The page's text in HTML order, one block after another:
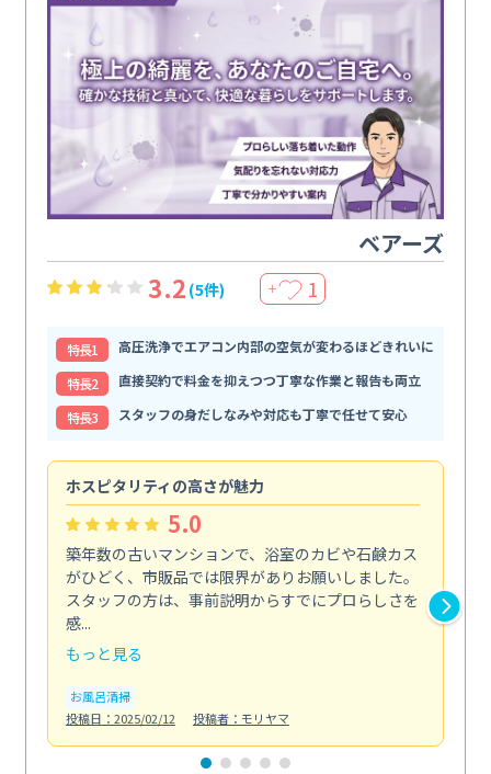
ベアーズ
3.2 (5件) ＋ 1
特⻑1
高圧洗浄でエアコン内部の空気が変わるほどきれいに
特⻑2
直接契約で料金を抑えつつ丁寧な作業と報告も両立
特⻑3
スタッフの身だしなみや対応も丁寧で任せて安心
ホスピタリティの高さが魅力
5.0
築年数の古いマンションで、浴室のカビや石鹸カス
がひどく、市販品では限界がありお願いしました。
スタッフの方は、事前説明からすでにプロらしさを
感...
もっと見る
お風呂清掃
投稿日：2025/02/12
投稿者：モリヤマ